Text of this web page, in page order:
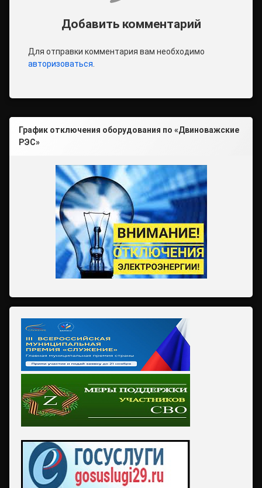
Добавить комментарий
Для отправки комментария вам необходимо
авторизоваться
График отключения оборудования по «Двиноважские
РЭС»